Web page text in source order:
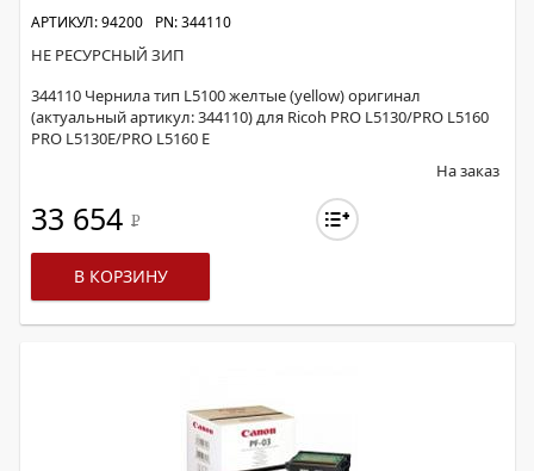
АРТИКУЛ: 94200 PN: 344110
НЕ РЕСУРСНЫЙ ЗИП
344110 Чернила тип L5100 желтые (yellow) оригинал
(актуальный артикул: 344110) для Ricoh PRO L5130/PRO L5160
PRO L5130E/PRO L5160 E
На заказ
33 654 Р
В КОРЗИНУ